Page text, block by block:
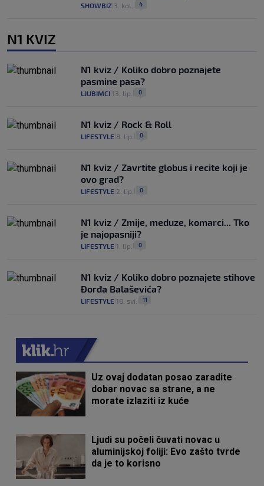
SHOWBIZ 3. kol. 4
N1 KVIZ
N1 kviz / Koliko dobro poznajete
pasmine pasa?
LJUBIMCI 13. lip. 0
N1 kviz / Rock & Roll
LIFESTYLE 8. lip. 0
N1 kviz / Zavrtite globus i recite koji je
ovo grad?
LIFESTYLE 2. lip. 0
N1 kviz / Zmije, meduze, komarci... Tko
je najopasniji?
LIFESTYLE 1. lip. 0
N1 kviz / Koliko dobro poznajete stihove
Đorđa Balaševića?
LIFESTYLE 18. svi. 11
Uz ovaj dodatan posao zaradite
dobar novac sa strane, a ne
morate izlaziti iz kuće
Ljudi su počeli čuvati novac u
aluminijskoj foliji: Evo zašto tvrde
da je to korisno